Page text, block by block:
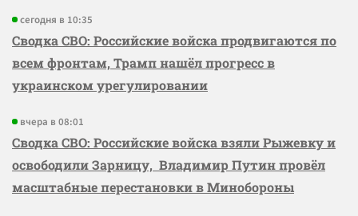
сегодня в 10:35
Сводка СВО: Российские войска продвигаются по
всем фронтам, Трамп нашёл прогресс в
украинском урегулировании
вчера в 08:01
Сводка СВО: Российские войска взяли Рыжевку и
освободили Зарницу, Владимир Путин провёл
масштабные перестановки в Минобороны